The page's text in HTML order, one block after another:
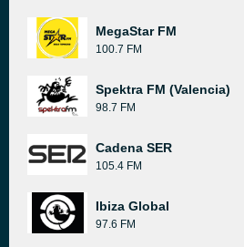
MegaStar FM
100.7 FM
Spektra FM (Valencia)
98.7 FM
Cadena SER
105.4 FM
Ibiza Global
97.6 FM